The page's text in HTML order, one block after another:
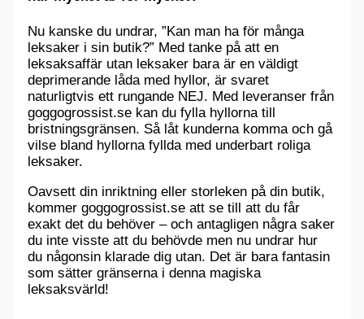
Nu kanske du undrar, ”Kan man ha för många
leksaker i sin butik?” Med tanke på att en
leksaksaffär utan leksaker bara är en väldigt
deprimerande låda med hyllor, är svaret
naturligtvis ett rungande NEJ. Med leveranser från
goggogrossist.se kan du fylla hyllorna till
bristningsgränsen. Så låt kunderna komma och gå
vilse bland hyllorna fyllda med underbart roliga
leksaker.
Oavsett din inriktning eller storleken på din butik,
kommer goggogrossist.se att se till att du får
exakt det du behöver – och antagligen några saker
du inte visste att du behövde men nu undrar hur
du någonsin klarade dig utan. Det är bara fantasin
som sätter gränserna i denna magiska
leksaksvärld!